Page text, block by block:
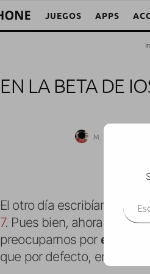
JUEGOS APPS
EN LA BETA DE
M. Alejandro
El otro día escribíamos un
7. Pues bien, ahora
preocuparnos por eliminar
que por defecto, en iOS